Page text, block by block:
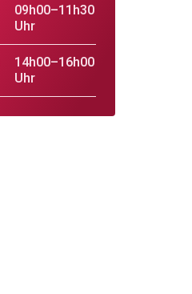
09h00–11h30
Uhr
14h00–16h00
Uhr